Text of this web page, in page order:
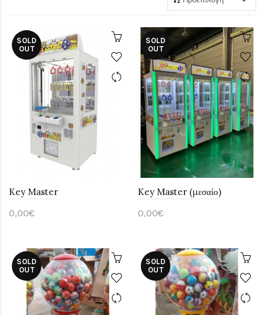
SOLD
OUT
Key Master
0,00€
SOLD
OUT
Key Master (μεσαίο)
0,00€
SOLD
OUT
SOLD
OUT